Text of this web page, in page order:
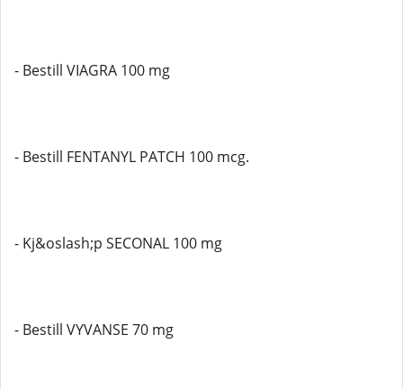
- Bestill VIAGRA 100 mg
- Bestill FENTANYL PATCH 100 mcg.
- Kj&oslash;p SECONAL 100 mg
- Bestill VYVANSE 70 mg